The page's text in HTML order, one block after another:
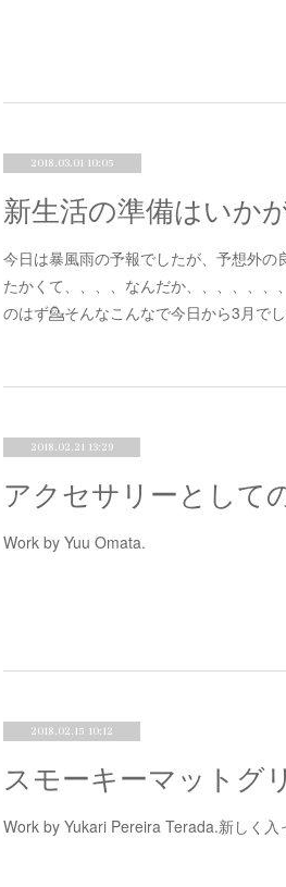
2018.03.01 10:05
新生活の準備はいか
今日は暴風雨の予報でしたが、予想外の
たかくて、、、、なんだか、、、、、、
のはず💁そんなこんなで今日から3月で
2018.02.21 13:29
Work by Yuu Omata.
2018.02.15 10:12
スモーキーマットグ
Work by Yukari Pereira Terada.新しく入